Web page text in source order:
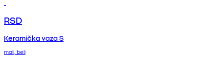
RSD
Keramička vaza S
mali, beli